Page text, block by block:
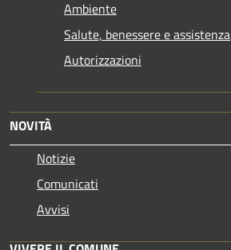
Ambiente
Salute, benessere e assistenza
Autorizzazioni
NOVITÀ
Notizie
Comunicati
Avvisi